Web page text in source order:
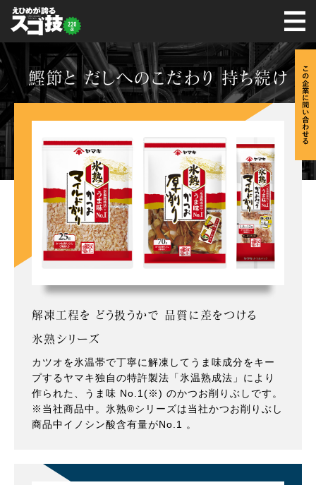
鰹節と だしへのこだわり 持ち続け
解凍工程を どう扱うかで 品質に差をつける
氷熟シリーズ
カツオを氷温帯で丁寧に解凍してうま味成分をキー
プするヤマキ独自の特許製法「氷温熟成法」により
作られた、うま味 No.1(※) のかつお削りぶしです。
※当社商品中。氷熟®シリーズは当社かつお削りぶし
商品中イノシン酸含有量がNo.1 。